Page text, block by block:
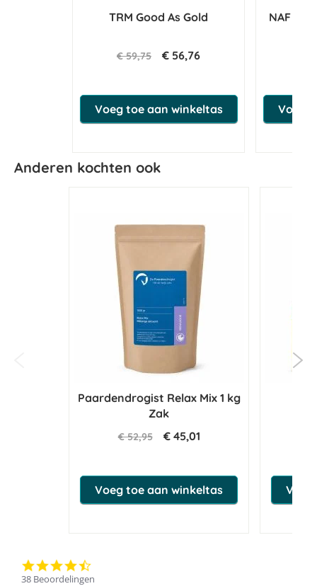
TRM Good As Gold
€ 59,75 € 56,76
Voeg toe aan winkeltas
NAF
Voeg
Anderen kochten ook
Paardendrogist Relax Mix 1 kg
Zak
€ 52,95 € 45,01
Voeg toe aan winkeltas
star
38 Beoordelingen